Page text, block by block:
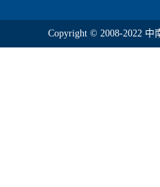
Copyright © 2008-2022 中